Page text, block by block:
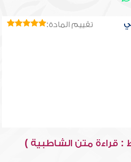
تقييم المادة:
قراءة متن الشاطبية )